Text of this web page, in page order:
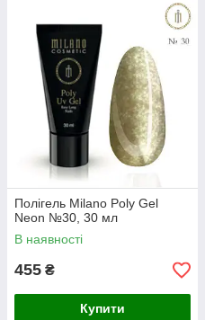
Полігель Milano Poly Gel
Neon №30, 30 мл
В наявності
455 ₴
Купити